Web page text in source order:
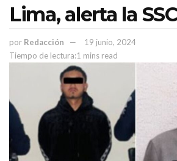
“Bienvenidos sean, Zacatecas los recibe
Lima, alerta la
por Redacción
19 junio, 2024
Tiempo de lectura:1 mins read